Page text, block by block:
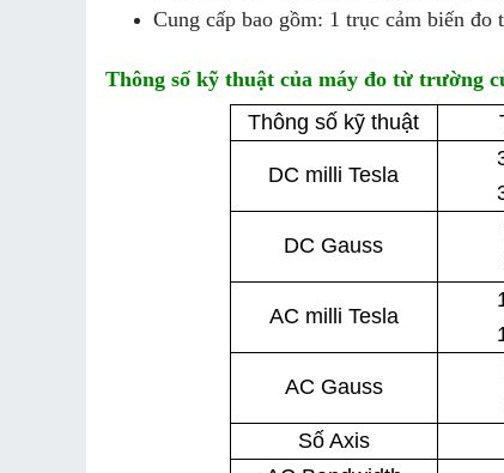
Cung cấp bao gồm: 1 trục cảm biến
Thông số kỹ thuật của máy đo từ trường
Thông số kỹ thuật
DC milli Tesla
DC Gauss
AC milli Tesla
AC Gauss
Số Axis